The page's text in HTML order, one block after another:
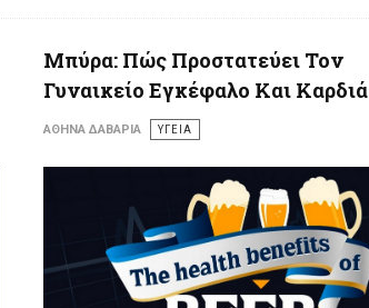
Μπύρα: Πώς Προστατεύει Τον
Γυναικείο Εγκέφαλο Και Καρδιά
ΑΘΗΝΆ ΔΑΒΑΡΊΑ ΥΓΕΙΑ